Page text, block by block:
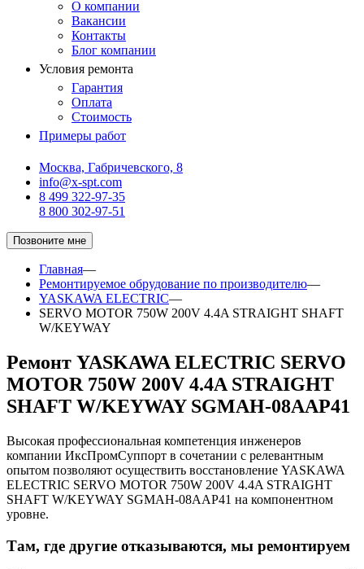
О компании
Вакансии
Контакты
Блог компании
Условия ремонта
Гарантия
Оплата
Стоимость
Примеры работ
Москва, Габричевского, 8
info@x-spt.com
8 499 322-97-35
8 800 302-97-51
Позвоните мне
Главная—
Ремонтируемое обрудование по производителю—
YASKAWA ELECTRIC—
SERVO MOTOR 750W 200V 4.4A STRAIGHT SHAFT
W/KEYWAY
Ремонт YASKAWA ELECTRIC SERVO
MOTOR 750W 200V 4.4A STRAIGHT
SHAFT W/KEYWAY SGMAH-08AAP41
Высокая профессиональная компетенция инженеров
компании ИксПромСуппорт в сочетании с релевантным
опытом позволяют осуществить восстановление YASKAWA
ELECTRIC SERVO MOTOR 750W 200V 4.4A STRAIGHT
SHAFT W/KEYWAY SGMAH-08AAP41 на компонентном
уровне.
Там, где другие отказываются, мы ремонтируем